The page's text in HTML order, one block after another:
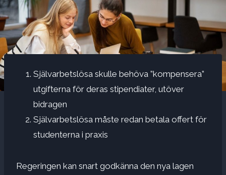
Självarbetslösa skulle behöva ”kompensera”
utgifterna för deras stipendiater, utöver
bidragen
Självarbetslösa måste redan betala offert för
studenterna i praxis
Regeringen kan snart godkänna den nya lagen